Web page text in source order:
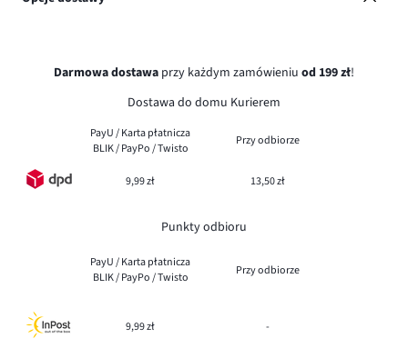
Darmowa dostawa przy każdym zamówieniu od 199 zł!
Dostawa do domu Kurierem
PayU / Karta płatnicza
BLIK / PayPo / Twisto
Przy odbiorze
9,99 zł 13,50 zł
Punkty odbioru
PayU / Karta płatnicza
BLIK / PayPo / Twisto
Przy odbiorze
9,99 zł -